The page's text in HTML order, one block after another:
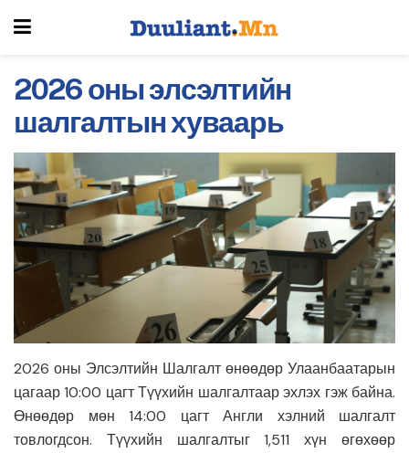
2026 оны элсэлтийн
шалгалтын хуваарь
2026 оны Элсэлтийн Шалгалт өнөөдөр Улаанбаатарын
цагаар 10:00 цагт Түүхийн шалгалтаар эхлэх гэж байна.
Өнөөдөр мөн 14:00 цагт Англи хэлний шалгалт
товлогдсон. Түүхийн шалгалтыг 1,511 хүн өгөхөөр